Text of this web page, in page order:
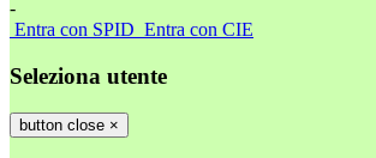
-
Entra con SPID Entra con CIE
Seleziona utente
button close ×